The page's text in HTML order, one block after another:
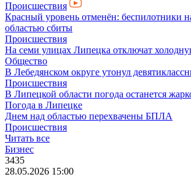
Происшествия
Красный уровень отменён: беспилотники
областью сбиты
Происшествия
На семи улицах Липецка отключат
Общество
В Лебедянском округе утонул
Происшествия
В Липецкой области погода останется
Погода в Липецке
Днем над областью перехвачены БПЛА
Происшествия
Читать все
Бизнес
3435
28.05.2026 15:00